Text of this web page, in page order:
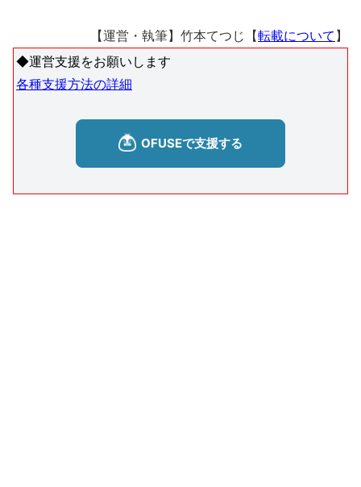
【運営・執筆】竹本てつじ【転載について 】
◆運営支援をお願いします
各種支援方法の詳細